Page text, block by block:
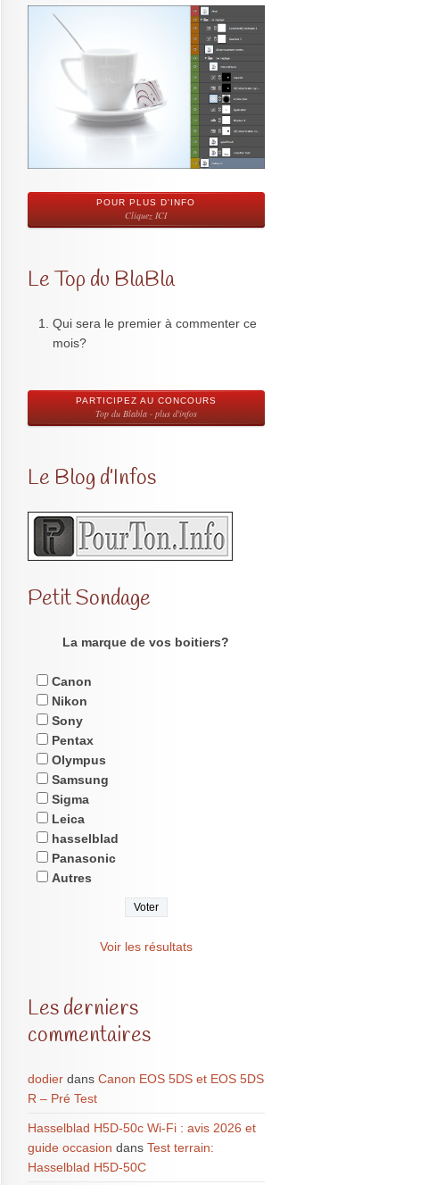
POUR PLUS D'INFO
Cliquez ICI
Le Top du BlaBla
Qui sera le premier à commenter ce
mois?
PARTICIPEZ AU CONCOURS
Top du Blabla - plus d'infos
Le Blog d’Infos
Petit Sondage
La marque de vos boitiers?
Canon
Nikon
Sony
Pentax
Olympus
Samsung
Sigma
Leica
hasselblad
Panasonic
Autres
Voir les résultats
Les derniers
commentaires
dodierdans Canon EOS 5DS et EOS 5DS
R – Pré Test
Hasselblad H5D-50c Wi-Fi : avis 2026 et
guide occasion dans Test terrain:
Hasselblad H5D-50C